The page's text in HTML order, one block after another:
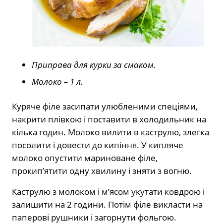
Приправа для курки за смаком.
Молоко – 1 л.
Куряче філе засипати улюбленими спеціями,
накрити плівкою і поставити в холодильник на
кілька годин. Молоко вилити в каструлю, злегка
посолити і довести до кипіння. У кипляче
молоко опустити мариноване філе,
прокип’ятити одну хвилину і зняти з вогню.
Каструлю з молоком і м’ясом укутати ковдрою і
залишити на 2 години. Потім філе викласти на
паперові рушники і загорнути фольгою.